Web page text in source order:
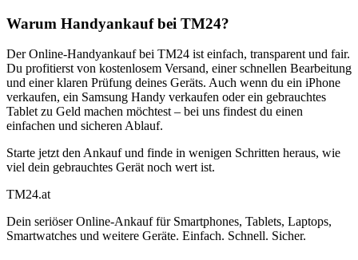
Warum Handyankauf bei TM24?
Der Online-Handyankauf bei TM24 ist einfach, transparent und fair.
Du profitierst von kostenlosem Versand, einer schnellen Bearbeitung
und einer klaren Prüfung deines Geräts. Auch wenn du ein iPhone
verkaufen, ein Samsung Handy verkaufen oder ein gebrauchtes
Tablet zu Geld machen möchtest – bei uns findest du einen
einfachen und sicheren Ablauf.
Starte jetzt den Ankauf und finde in wenigen Schritten heraus, wie
viel dein gebrauchtes Gerät noch wert ist.
TM24.at
Dein seriöser Online-Ankauf für Smartphones, Tablets, Laptops,
Smartwatches und weitere Geräte. Einfach. Schnell. Sicher.